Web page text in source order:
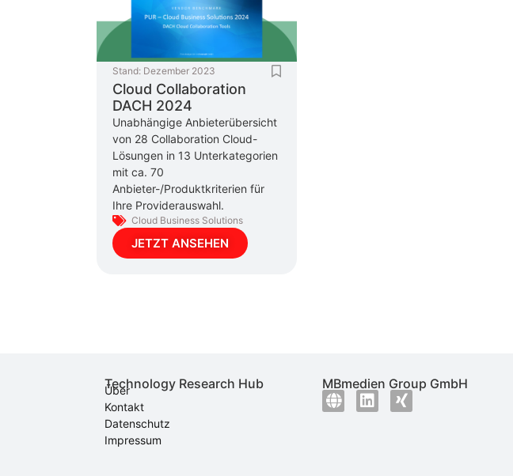
Stand: Dezember 2023
Cloud Collaboration
DACH 2024
Unabhängige Anbieterübersicht
von 28 Collaboration Cloud-
Lösungen in 13 Unterkategorien
mit ca. 70
Anbieter-/Produktkriterien für
Ihre Providerauswahl.
Cloud Business Solutions
JETZT ANSEHEN
Technology Research Hub
Über
Kontakt
Datenschutz
Impressum
MBmedien Group GmbH